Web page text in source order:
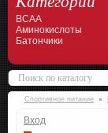
BCAA
Аминокислоты
Батончики
Спортивное питание
Вход